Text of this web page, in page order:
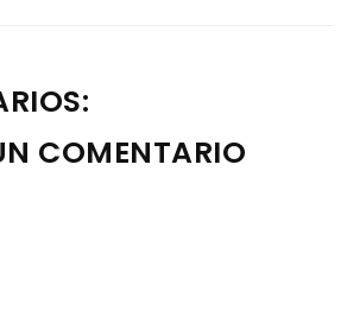
COMENTARIO